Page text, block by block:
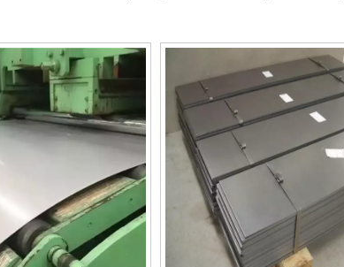
/
China vergalhões de aço
fornecedor de
vergalhões de aço
deformados laminados a
quente
Vários graus 201
316 321 310s
tubo redondo
de aço